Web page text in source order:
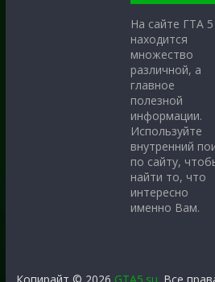
На сайте ГТА 5
находится
множество
различной, а
главное
полезной
информации.
Используйте
внутренний
по сайту,
найти то, что
интересно
именно Вам.